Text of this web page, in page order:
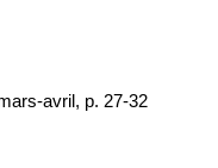
avril, p. 27-32